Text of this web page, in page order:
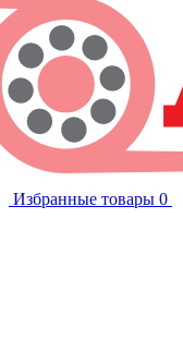
Избранные товары 0